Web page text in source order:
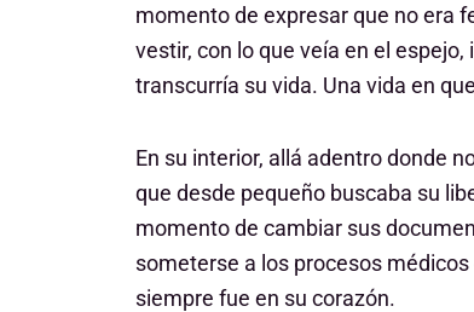
momento de expresar que no era
vestir, con lo que veía en el
transcurría su vida. Una vida en
En su interior, allá adentro donde
que desde pequeño buscaba su
momento de cambiar sus
someterse a los procesos
siempre fue en su corazón.